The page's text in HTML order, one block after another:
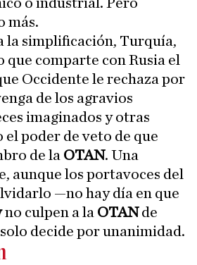
más.
la simplificación, Turquía,
que comparte con Rusia el
Occidente le rechaza por
de los agravios
imaginados y otras
el poder de veto de que
de la OTAN. Una
aunque los portavoces del
—no hay día en que
no culpen a la OTANde
decide por unanimidad.